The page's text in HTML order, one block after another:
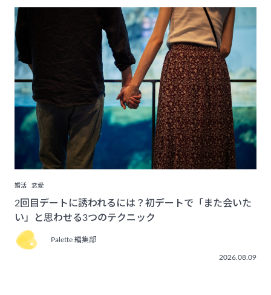
婚活 恋愛
2回目デートに誘われるには？初デートで「また会いた
い」と思わせる3つのテクニック
Palette 編集部
2026.08.09